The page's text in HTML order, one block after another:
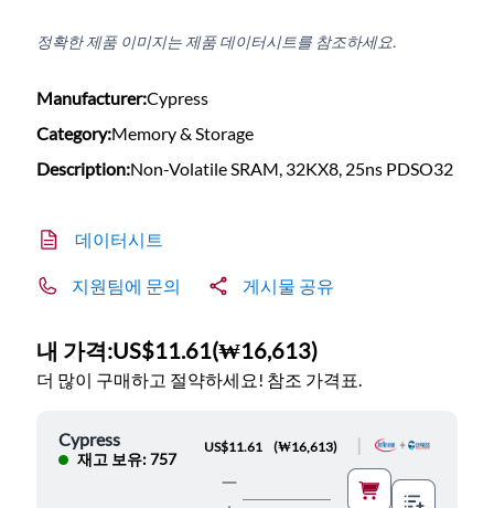
정확한 제품 이미지는 제품 데이터시트를 참조하세요.
Manufacturer:Cypress
Category:Memory & Storage
Description:Non-Volatile SRAM, 32KX8, 25ns PDSO32
데이터시트
지원팀에 문의 게시물 공유
내 가격:US$11.61(₩16,613)
더 많이 구매하고 절약하세요! 참조 가격표.
Cypress
재고 보유: 757
US$11.61 (₩16,613)